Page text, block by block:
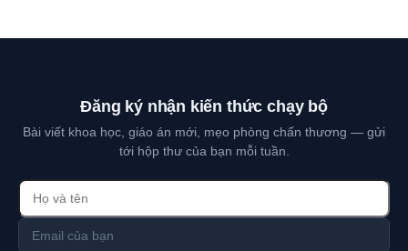
Đăng ký nhận kiến thức chạy bộ
Bài viết khoa học, giáo án mới, mẹo phòng chấn thương — gửi
tới hộp thư của bạn mỗi tuần.